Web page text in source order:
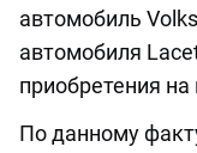
автомобиль
автомобиля
приобретения
По данному